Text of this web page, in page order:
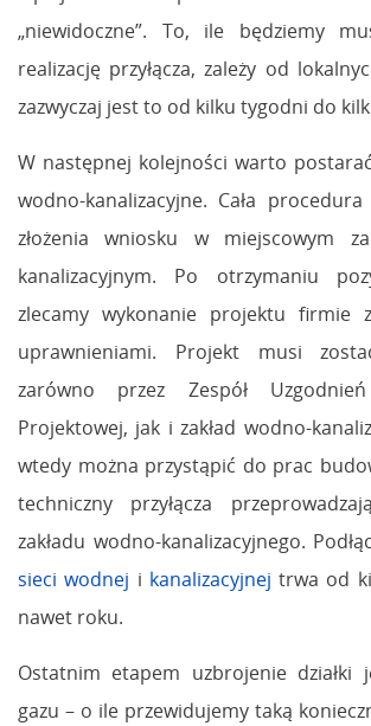
„niewidoczne”. To, ile będziemy
realizację przyłącza, zależy od
zazwyczaj jest to od kilku tygodni do
W następnej kolejności warto
wodno-kanalizacyjne. Cała
złożenia wniosku w miejscowym
kanalizacyjnym. Po otrzymaniu
zlecamy wykonanie projektu firmie
uprawnieniami. Projekt musi
zarówno przez Zespół
Projektowej, jak i zakład wodno-
wtedy można przystąpić do prac
techniczny przyłącza
zakładu wodno-kanalizacyjnego.
sieci wodnej i kanalizacyjnej trwa od
nawet roku.
Ostatnim etapem uzbrojenie działki
gazu – o ile przewidujemy taką